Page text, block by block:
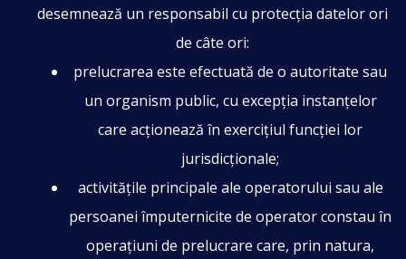
desemnează un responsabil cu protecția datelor ori
de câte ori:
prelucrarea este efectuată de o autoritate sau
un organism public, cu excepția instanțelor
care acționează în exercițiul funcției lor
jurisdicționale;
activitățile principale ale operatorului sau ale
persoanei împuternicite de operator constau în
operațiuni de prelucrare care, prin natura,